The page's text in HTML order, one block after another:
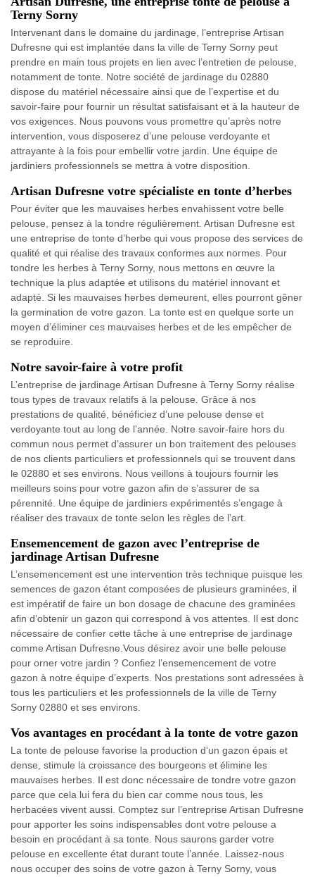
Terny Sorny
Intervenant dans le domaine du jardinage, l’entreprise Artisan
Dufresne qui est implantée dans la ville de Terny Sorny peut
prendre en main tous projets en lien avec l’entretien de pelouse,
notamment de tonte. Notre société de jardinage du 02880
dispose du matériel nécessaire ainsi que de l’expertise et du
savoir-faire pour fournir un résultat satisfaisant et à la hauteur de
vos exigences. Nous pouvons vous promettre qu’après notre
intervention, vous disposerez d’une pelouse verdoyante et
attrayante à la fois pour embellir votre jardin. Une équipe de
jardiniers professionnels se mettra à votre disposition.
Artisan Dufresne votre spécialiste en tonte d’herbes
Pour éviter que les mauvaises herbes envahissent votre belle
pelouse, pensez à la tondre régulièrement. Artisan Dufresne est
une entreprise de tonte d’herbe qui vous propose des services de
qualité et qui réalise des travaux conformes aux normes. Pour
tondre les herbes à Terny Sorny, nous mettons en œuvre la
technique la plus adaptée et utilisons du matériel innovant et
adapté. Si les mauvaises herbes demeurent, elles pourront gêner
la germination de votre gazon. La tonte est en quelque sorte un
moyen d’éliminer ces mauvaises herbes et de les empêcher de
se reproduire.
Notre savoir-faire à votre profit
L’entreprise de jardinage Artisan Dufresne à Terny Sorny réalise
tous types de travaux relatifs à la pelouse. Grâce à nos
prestations de qualité, bénéficiez d’une pelouse dense et
verdoyante tout au long de l’année. Notre savoir-faire hors du
commun nous permet d’assurer un bon traitement des pelouses
de nos clients particuliers et professionnels qui se trouvent dans
le 02880 et ses environs. Nous veillons à toujours fournir les
meilleurs soins pour votre gazon afin de s’assurer de sa
pérennité. Une équipe de jardiniers expérimentés s’engage à
réaliser des travaux de tonte selon les règles de l’art.
Ensemencement de gazon avec l’entreprise de
jardinage Artisan Dufresne
L’ensemencement est une intervention très technique puisque les
semences de gazon étant composées de plusieurs graminées, il
est impératif de faire un bon dosage de chacune des graminées
afin d’obtenir un gazon qui correspond à vos attentes. Il est donc
nécessaire de confier cette tâche à une entreprise de jardinage
comme Artisan Dufresne.Vous désirez avoir une belle pelouse
pour orner votre jardin ? Confiez l’ensemencement de votre
gazon à notre équipe d’experts. Nos prestations sont adressées à
tous les particuliers et les professionnels de la ville de Terny
Sorny 02880 et ses environs.
Vos avantages en procédant à la tonte de votre gazon
La tonte de pelouse favorise la production d’un gazon épais et
dense, stimule la croissance des bourgeons et élimine les
mauvaises herbes. Il est donc nécessaire de tondre votre gazon
parce que cela lui fera du bien car comme nous tous, les
herbacées vivent aussi. Comptez sur l’entreprise Artisan Dufresne
pour apporter les soins indispensables dont votre pelouse a
besoin en procédant à sa tonte. Nous saurons garder votre
pelouse en excellente état durant toute l’année. Laissez-nous
nous occuper des soins de votre gazon à Terny Sorny, vous